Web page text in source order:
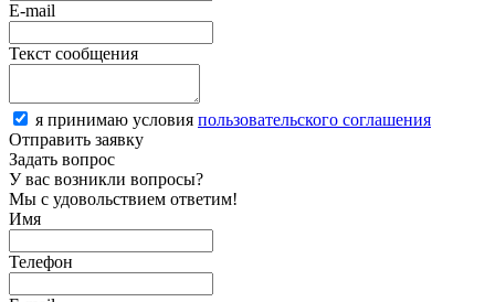
E-mail
Текст сообщения
я принимаю условия пользовательского соглашения
Отправить заявку
Задать вопрос
У вас возникли вопросы?
Мы с удовольствием ответим!
Имя
Телефон